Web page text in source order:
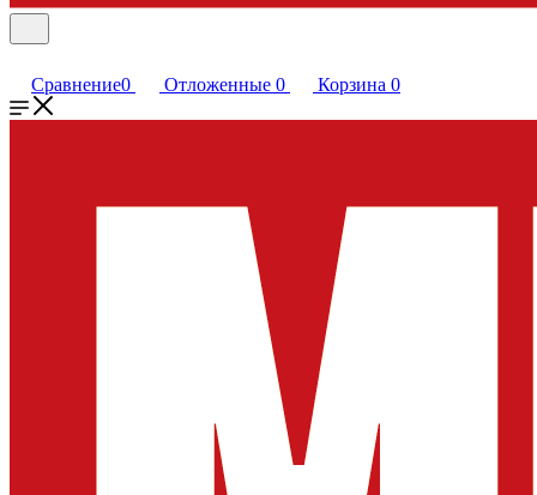
Сравнение0 Отложенные 0 Корзина 0